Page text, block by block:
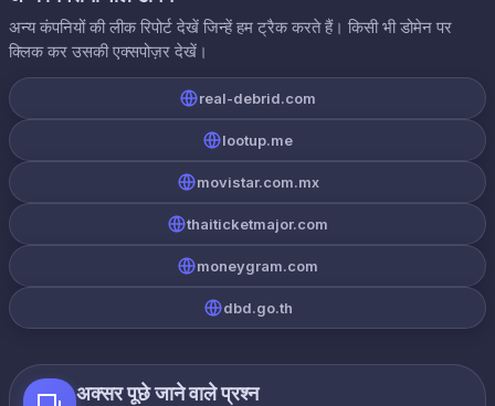
अन्य कंपनियों की लीक रिपोर्ट देखें जिन्हें हम ट्रैक करते हैं। किसी भी डोमेन पर
क्लिक कर उसकी एक्सपोज़र देखें।
real-debrid.com
lootup.me
movistar.com.mx
thaiticketmajor.com
moneygram.com
dbd.go.th
अक्सर पूछे जाने वाले प्रश्न